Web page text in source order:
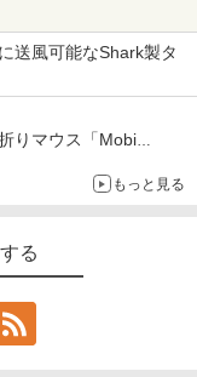
送風可能なShark製タ
りマウス「Mobi
もっと見る
る